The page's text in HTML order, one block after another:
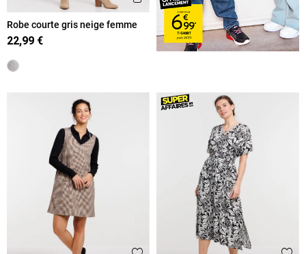
Robe courte gris neige femme
22,99 €